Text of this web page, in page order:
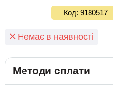
Код: 9180517
Немає в наявності
Методи сплати